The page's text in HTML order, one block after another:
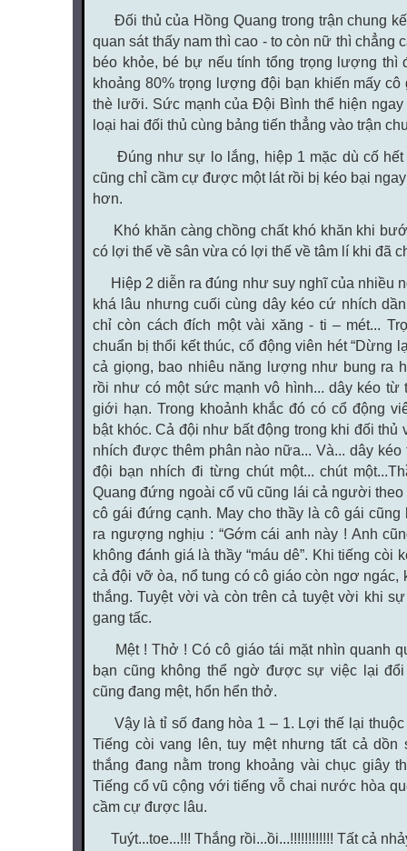
Đối thủ của Hồng Quang trong trận chung
quan sát thấy nam thì cao - to còn nữ thì chẳng
béo khỏe, bé bự nếu tính tổng trọng lượng thì
khoảng 80% trọng lượng đội bạn khiến mấy
thè lưỡi. Sức mạnh của Đội Bình thể hiện ngay
loại hai đối thủ cùng bảng tiến thẳng vào trận
Đúng như sự lo lắng, hiệp 1 mặc dù cố hết
cũng chỉ cầm cự được một lát rồi bị kéo bại
hơn.
Khó khăn càng chồng chất khó khăn khi
có lợi thế về sân vừa có lợi thế về tâm lí khi đã
Hiệp 2 diễn ra đúng như suy nghĩ của nhiều
khá lâu nhưng cuối cùng dây kéo cứ nhích
chỉ còn cách đích một vài xăng - ti – mét...
chuẩn bị thổi kết thúc, cổ động viên hét “Dừng
cả giọng, bao nhiêu năng lượng như bung ra
rồi như có một sức mạnh vô hình... dây kéo
giới hạn. Trong khoảnh khắc đó có cổ động
bật khóc. Cả đội như bất động trong khi đối thủ
nhích được thêm phân nào nữa... Và... dây
đội bạn nhích đi từng chút một... chút
Quang đứng ngoài cổ vũ cũng lái cả người
cô gái đứng cạnh. May cho thầy là cô gái cũng
ra ngượng nghịu : “Gớm cái anh này ! Anh
không đánh giá là thầy “máu dê”. Khi tiếng còi
cả đội vỡ òa, nổ tung có cô giáo còn ngơ ngác,
thắng. Tuyệt vời và còn trên cả tuyệt vời khi
gang tấc.
Mệt ! Thở ! Có cô giáo tái mặt nhìn quanh
bạn cũng không thể ngờ được sự việc lại
cũng đang mệt, hổn hển thở.
Vậy là tỉ số đang hòa 1 – 1. Lợi thế lại thuộc
Tiếng còi vang lên, tuy mệt nhưng tất cả dồn
thắng đang nằm trong khoảng vài chục giây
Tiếng cổ vũ cộng với tiếng vỗ chai nước hòa
cầm cự được lâu.
Tuýt...toe...!!! Thắng rồi...ồi...!!!!!!!!!!!! Tất cả